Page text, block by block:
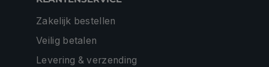
Zakelijk bestellen
Veilig betalen
Levering & verzending